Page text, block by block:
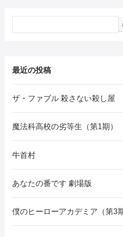
最近の投稿
ザ・ファブル 殺さない殺し屋
魔法科高校の劣等生（第1期）
牛首村
あなたの番です 劇場版
僕のヒーローアカデミア（第3期